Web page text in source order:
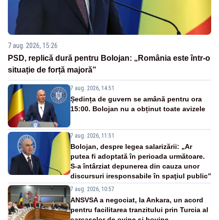
7 aug. 2026, 15:26
PSD, replică dură pentru Bolojan: „România este într-o
situație de forță majoră”
7 aug. 2026, 14:51
Ședința de guvern se amână pentru ora
15:00. Bolojan nu a obținut toate avizele
7 aug. 2026, 11:51
Bolojan, despre legea salarizării: „Ar
putea fi adoptată în perioada următoare.
S-a întârziat depunerea din cauza unor
discursuri iresponsabile în spaţiul public”
7 aug. 2026, 10:57
ANSVSA a negociat, la Ankara, un acord
pentru facilitarea tranzitului prin Turcia al